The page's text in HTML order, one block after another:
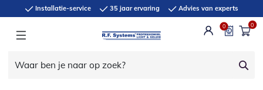
Installatie-service 35 jaar ervaring Advies van experts
0 0